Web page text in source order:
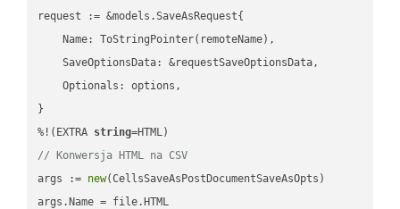
request := &models.SaveAsRequest{
    Name: ToStringPointer(remoteName),
    SaveOptionsData: &requestSaveOptionsData,
    Optionals: options,
}
%!(EXTRA string
// Konwersja HTML na CSV
args := new(CellsSaveAsPostDocumentSaveAsOpts)
args.Name = file.HTML